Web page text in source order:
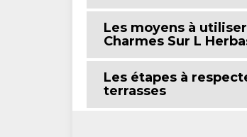
Les moyens à
Charmes Sur L
Les étapes à
terrasses